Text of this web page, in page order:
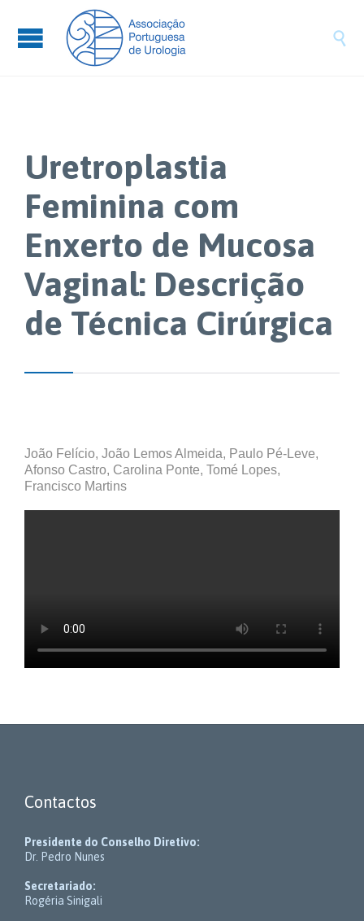

Uretroplastia
Feminina com
Enxerto de Mucosa
Vaginal: Descrição
de Técnica Cirúrgica
João Felício, João Lemos Almeida, Paulo Pé-Leve,
Afonso Castro, Carolina Ponte, Tomé Lopes,
Francisco Martins
Contactos
Presidente do Conselho Diretivo:
Dr. Pedro Nunes
Secretariado:
Rogéria Sinigali